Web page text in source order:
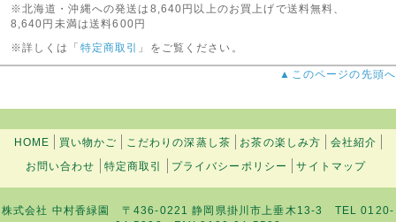
※北海道・沖縄への発送は8,640円以上のお買上げで送料無料、
8,640円未満は送料600円
※詳しくは「 特定商取引 」をご覧ください。
▲このページの先頭へ
HOME 買い物かご こだわりの深蒸し茶 お茶の楽しみ方 会社紹介
お問い合わせ 特定商取引 プライバシーポリシー サイトマップ
株式会社 中村香緑園 〒436-0221 静岡県掛川市上垂木13-3 TEL 0120-